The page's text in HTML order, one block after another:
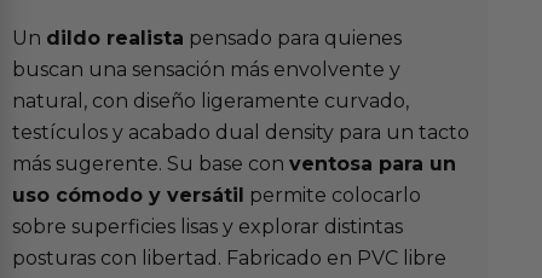
Un dildo realista pensado para quienes
buscan una sensación más envolvente y
natural, con diseño ligeramente curvado,
testículos y acabado dual density para un tacto
más sugerente. Su base con ventosa para un
uso cómodo y versátil permite colocarlo
sobre superficies lisas y explorar distintas
posturas con libertad. Fabricado en PVC libre